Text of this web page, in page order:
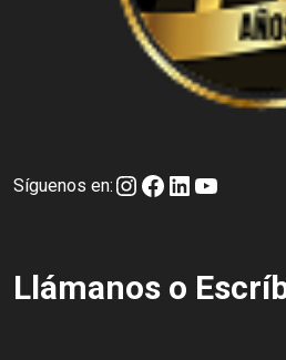
Síguenos en: Instagram
Facebook
LinkedIn
YouTube
Llámanos o